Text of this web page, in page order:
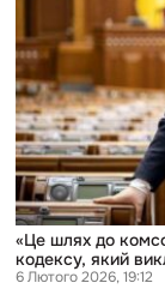
комсомолу»:
аналіз
проєкту
нового
Цивільного
кодексу,
який
викликав
шквал
критики
мережі
«Це шлях до
кодексу, який
6 Лютого 2026, 19:12